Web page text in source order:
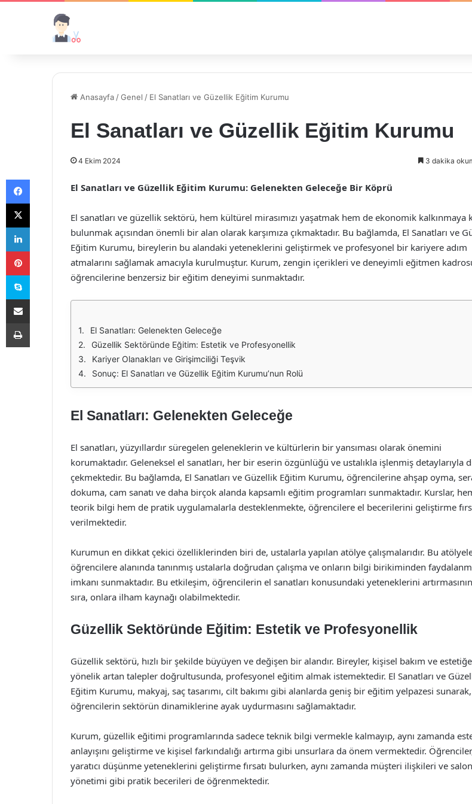
Anasayfa /Genel / El Sanatları ve Güzellik Eğitim Kurumu
El Sanatları ve Güzellik Eğitim Kurumu
4 Ekim 2024 3 dakika
El Sanatları ve Güzellik Eğitim Kurumu: Gelenekten Geleceğe Bir Köprü
El sanatları ve güzellik sektörü, hem kültürel mirasımızı yaşatmak hem de ekonomik kalkınmaya
bulunmak açısından önemli bir alan olarak karşımıza çıkmaktadır. Bu bağlamda, El Sanatları ve
Eğitim Kurumu, bireylerin bu alandaki yeteneklerini geliştirmek ve profesyonel bir kariyere adım
atmalarını sağlamak amacıyla kurulmuştur. Kurum, zengin içerikleri ve deneyimli eğitmen
öğrencilerine benzersiz bir eğitim deneyimi sunmaktadır.
El Sanatları: Gelenekten Geleceğe
Güzellik Sektöründe Eğitim: Estetik ve Profesyonellik
Kariyer Olanakları ve Girişimciliği Teşvik
Sonuç: El Sanatları ve Güzellik Eğitim Kurumu’nun Rolü
El Sanatları: Gelenekten Geleceğe
El sanatları, yüzyıllardır süregelen geleneklerin ve kültürlerin bir yansıması olarak önemini
korumaktadır. Geleneksel el sanatları, her bir eserin özgünlüğü ve ustalıkla işlenmiş detaylarıyla
çekmektedir. Bu bağlamda, El Sanatları ve Güzellik Eğitim Kurumu, öğrencilerine ahşap oyma,
dokuma, cam sanatı ve daha birçok alanda kapsamlı eğitim programları sunmaktadır. Kurslar,
teorik bilgi hem de pratik uygulamalarla desteklenmekte, öğrencilere el becerilerini geliştirme
verilmektedir.
Kurumun en dikkat çekici özelliklerinden biri de, ustalarla yapılan atölye çalışmalarıdır. Bu
öğrencilere alanında tanınmış ustalarla doğrudan çalışma ve onların bilgi birikiminden
imkanı sunmaktadır. Bu etkileşim, öğrencilerin el sanatları konusundaki yeteneklerini
sıra, onlara ilham kaynağı olabilmektedir.
Güzellik Sektöründe Eğitim: Estetik ve Profesyonellik
Güzellik sektörü, hızlı bir şekilde büyüyen ve değişen bir alandır. Bireyler, kişisel bakım ve estetiğe
yönelik artan talepler doğrultusunda, profesyonel eğitim almak istemektedir. El Sanatları ve
Eğitim Kurumu, makyaj, saç tasarımı, cilt bakımı gibi alanlarda geniş bir eğitim yelpazesi sunarak,
öğrencilerin sektörün dinamiklerine ayak uydurmasını sağlamaktadır.
Kurum, güzellik eğitimi programlarında sadece teknik bilgi vermekle kalmayıp, aynı zamanda
anlayışını geliştirme ve kişisel farkındalığı artırma gibi unsurlara da önem vermektedir.
yaratıcı düşünme yeteneklerini geliştirme fırsatı bulurken, aynı zamanda müşteri ilişkileri ve salon
yönetimi gibi pratik becerileri de öğrenmektedir.
Facebook
X
LinkedIn
Pinterest
Skype
E-Posta ile paylaş